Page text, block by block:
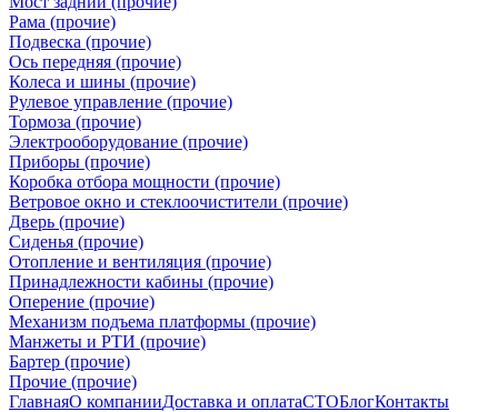
Рама (прочие)
Подвеска (прочие)
Ось передняя (прочие)
Колеса и шины (прочие)
Рулевое управление (прочие)
Тормоза (прочие)
Электрооборудование (прочие)
Приборы (прочие)
Коробка отбора мощности (прочие)
Ветровое окно и стеклоочистители (прочие)
Дверь (прочие)
Сиденья (прочие)
Отопление и вентиляция (прочие)
Принадлежности кабины (прочие)
Оперение (прочие)
Механизм подъема платформы (прочие)
Манжеты и РТИ (прочие)
Бартер (прочие)
Прочие (прочие)
ГлавнаяО компанииДоставка и оплатаСТОБлогКонтакты